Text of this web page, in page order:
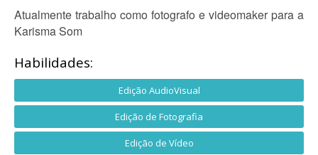
Atualmente trabalho como fotografo e videomaker para a
Karisma Som
Habilidades:
Edição AudioVisual
Edição de Fotografia
Edição de Vídeo